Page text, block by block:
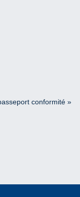
conformité »